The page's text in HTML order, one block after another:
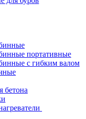
портативные
с гибким валом
бетона